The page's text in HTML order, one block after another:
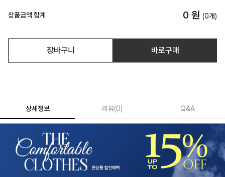
상품금액 합계 0 원 (0개)
장바구니 바로구매
상세정보 리뷰(0) Q&A